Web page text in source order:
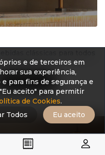
Reservar
e de terceiros em
sua experiência,
para fins de segurança e
aceito" para permitir
de Cookies.
Todos
Eu aceito